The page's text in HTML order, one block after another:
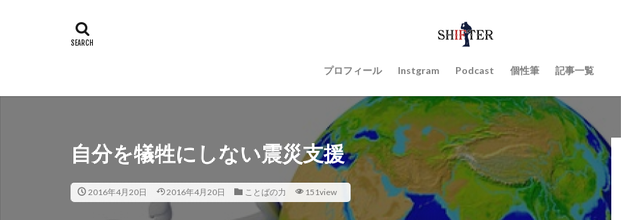
プロフィール Instgram Podcast 個性筆 記事一覧
自分を犠牲にしない震災支援
2016年4月20日 2016年4月20日 ことばの力 151view